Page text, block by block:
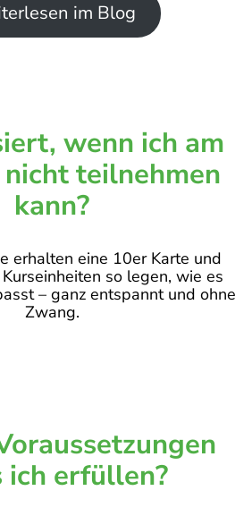
im Blog
wenn ich am
teilnehmen
kann?
erhalten eine 10er Karte und
so legen, wie es
– ganz entspannt und ohne
Zwang.
ich erfüllen?